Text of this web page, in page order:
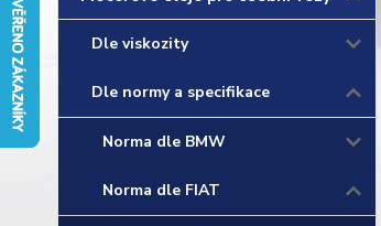
Dle viskozity
Dle normy a specifikace
Norma dle BMW
Norma dle FIAT